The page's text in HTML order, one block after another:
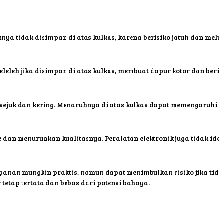
tidak disimpan di atas kulkas, karena berisiko jatuh dan
jika disimpan di atas kulkas, membuat dapur kotor dan
dan kering. Menaruhnya di atas kulkas dapat
menurunkan kualitasnya. Peralatan elektronik juga tidak
mungkin praktis, namun dapat menimbulkan risiko jika
tertata dan bebas dari potensi bahaya.